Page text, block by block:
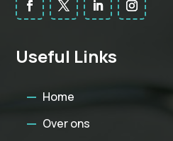
Useful Links
Home
Over ons